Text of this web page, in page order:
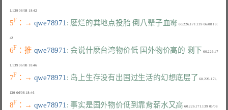
5F ：→ qwe78971 : 麽烂的粪地点投胎 倒八辈子血霉 60.226.171.139 06/08 18:
6F ：推 qwe78971 : 会说什麽台湾物价低 国外物价高的 剩下 60.226.17
1.139 06/08 18:46
7F ：→ qwe78971 : 岛上生存没有出国过生活的幻想底层了 60.226.171.
139 06/08 18:46
8F ：→ qwe78971 : 事实是国外物价低到靠背薪水又高 60.226.171.139 06/08